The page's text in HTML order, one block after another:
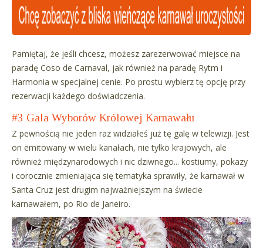
Pamiętaj, że jeśli chcesz, możesz zarezerwować miejsce na
paradę Coso de Carnaval, jak również na paradę Rytm i
Harmonia w specjalnej cenie. Po prostu wybierz tę opcję przy
rezerwacji każdego doświadczenia.
#3 Gala Wyborów Królowej Karnawału
Z pewnością nie jeden raz widziałeś już tę galę w telewizji. Jest
on emitowany w wielu kanałach, nie tylko krajowych, ale
również międzynarodowych i nic dziwnego... kostiumy, pokazy
i corocznie zmieniająca się tematyka sprawiły, że karnawał w
Santa Cruz jest drugim najważniejszym na świecie
karnawałem, po Rio de Janeiro.